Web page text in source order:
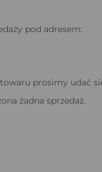
pod adresem:
prosimy udać
żadna sprzedaż.